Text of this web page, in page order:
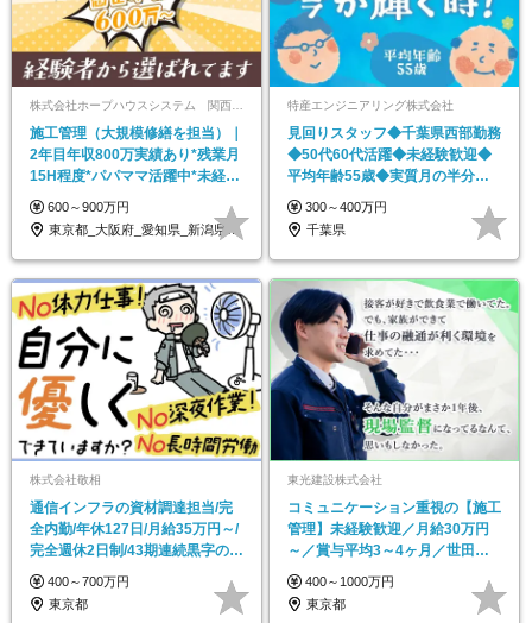
株式会社ホープハウスシステム 関西支社
施工管理（大規模修繕を担当）｜
2年目年収800万実績あり*残業月
15H程度*パパママ活躍中*未経験
OK
600～900万円
東京都_大阪府_愛知県_新潟県_石川県_…
特産エンジニアリング株式会社
見回りスタッフ◆千葉県西部勤務
◆50代60代活躍◆未経験歓迎◆
平均年齢55歳◆実質月の半分休
みも可◆賞与年2回
300～400万円
千葉県
株式会社敬相
通信インフラの資材調達担当/完
全内勤/年休127日/月給35万円～/
完全週休2日制/43期連続黒字の安
定経営
400～700万円
東京都
東光建設株式会社
コミュニケーション重視の【施工
管理】未経験歓迎／月給30万円
～／賞与平均3～4ヶ月／世田谷
エリア中心の安定企業
400～1000万円
東京都